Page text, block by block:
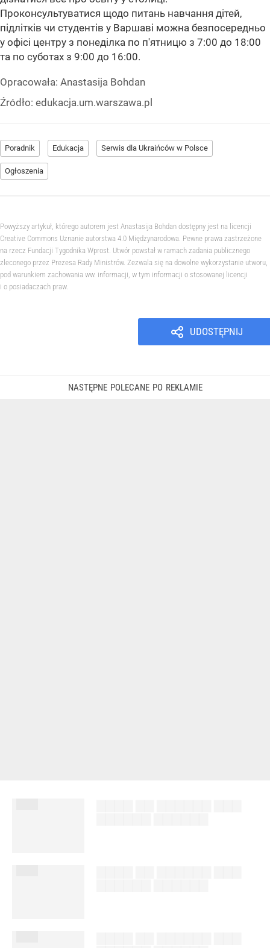
Проконсультуватися щодо питань навчання дітей,
підлітків чи студентів у Варшаві можна безпосередньо
у офісі центру з понеділка по п'ятницю з 7:00 до 18:00
та по суботах з 9:00 до 16:00.
Opracowała: Anastasija Bohdan
Źródło: edukacja.um.warszawa.pl
Poradnik Edukacja Serwis dla Ukraińców w Polsce
Ogłoszenia
Powyższy artykuł, którego autorem jest Anastasija Bohdan dostępny jest na licencji
Creative Commons Uznanie autorstwa 4.0 Międzynarodowa. Pewne prawa zastrzeżone
na rzecz Fundacji Tygodnika Wprost. Utwór powstał w ramach zadania publicznego
zleconego przez Prezesa Rady Ministrów. Zezwala się na dowolne wykorzystanie utworu,
pod warunkiem zachowania ww. informacji, w tym informacji o stosowanej licencji
i o posiadaczach praw.
UDOSTĘPNIJ